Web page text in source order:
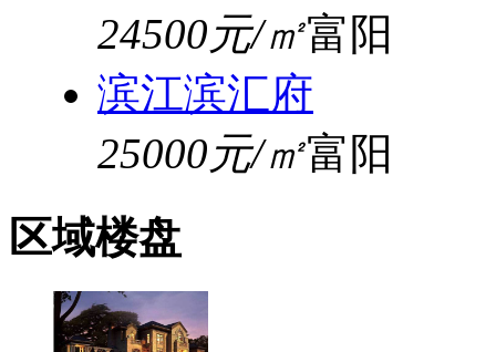
24500元/㎡富阳
滨江滨汇府
25000元/㎡富阳
区域楼盘